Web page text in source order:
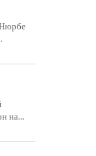
на...